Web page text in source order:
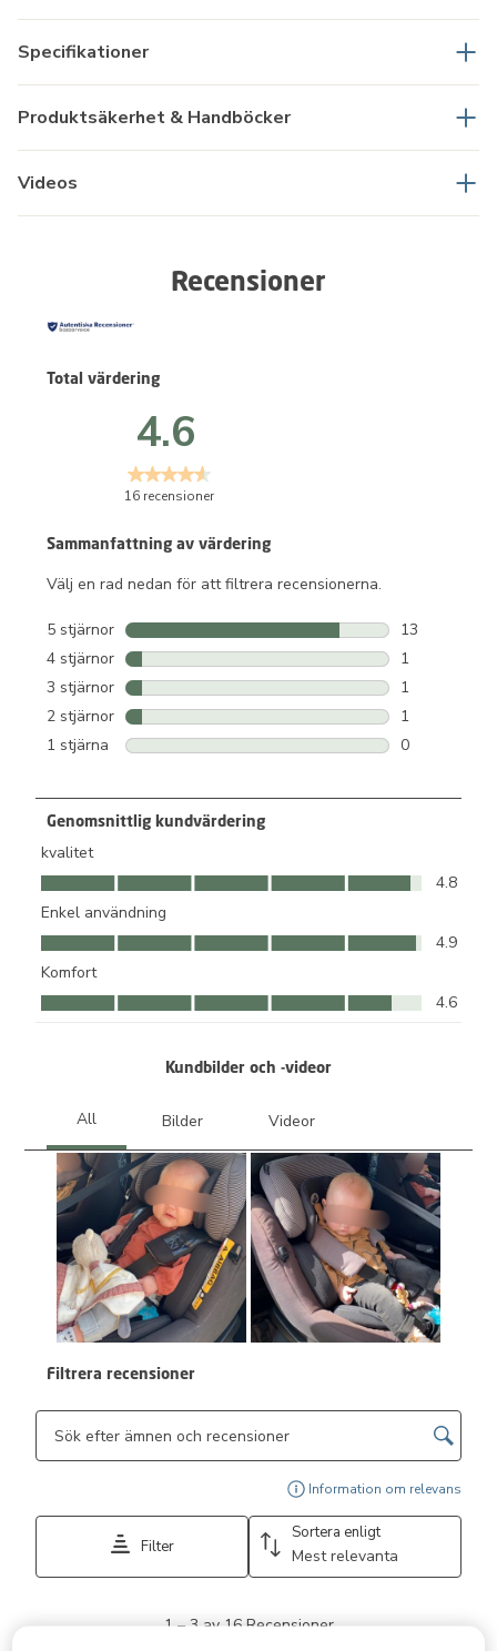
Specifikationer
Produktsäkerhet & Handböcker
Videos
Recensioner
Sammanfattning av värdering
Välj en rad nedan för att filtrera recensionerna.
5 stjärnor stjärnor
13
13
4 stjärnor stjärnor
1
1 recension
3 stjärnor stjärnor
1
1 recension
2 stjärnor stjärnor
1
1 recension
1 stjärna stjärnor
0
Total värdering
4.6
16 recensioner
Genomsnittlig kundvärdering
kvalitet
kvalitet, 4.8 av 5
4.8
Enkel användning
Enkel användning, 4.9 av 5
4.9
Komfort
Komfort, 4.6 av 5
4.6
Kundbilder och -videor
Filtrera recensioner
Sökområde för sökning i ämnen och omdömen
Information om relevans
Filter
Sortera enligt
Mest relevanta
1 – 3 av 16 Recensioner